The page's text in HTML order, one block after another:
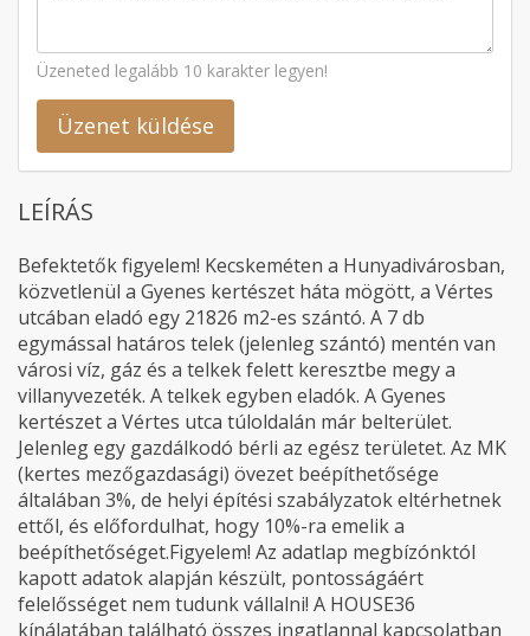
Üzeneted legalább 10 karakter legyen!
Üzenet küldése
LEÍRÁS
Befektetők figyelem! Kecskeméten a Hunyadivárosban,
közvetlenül a Gyenes kertészet háta mögött, a Vértes
utcában eladó egy 21826 m2-es szántó. A 7 db
egymással határos telek (jelenleg szántó) mentén van
városi víz, gáz és a telkek felett keresztbe megy a
villanyvezeték. A telkek egyben eladók. A Gyenes
kertészet a Vértes utca túloldalán már belterület.
Jelenleg egy gazdálkodó bérli az egész területet. Az MK
(kertes mezőgazdasági) övezet beépíthetősége
általában 3%, de helyi építési szabályzatok eltérhetnek
ettől, és előfordulhat, hogy 10%-ra emelik a
beépíthetőséget. ​ Figyelem! Az adatlap megbízónktól
kapott adatok alapján készült, pontosságáért
felelősséget nem tudunk vállalni! A HOUSE36
kínálatában található összes ingatlannal kapcsolatban